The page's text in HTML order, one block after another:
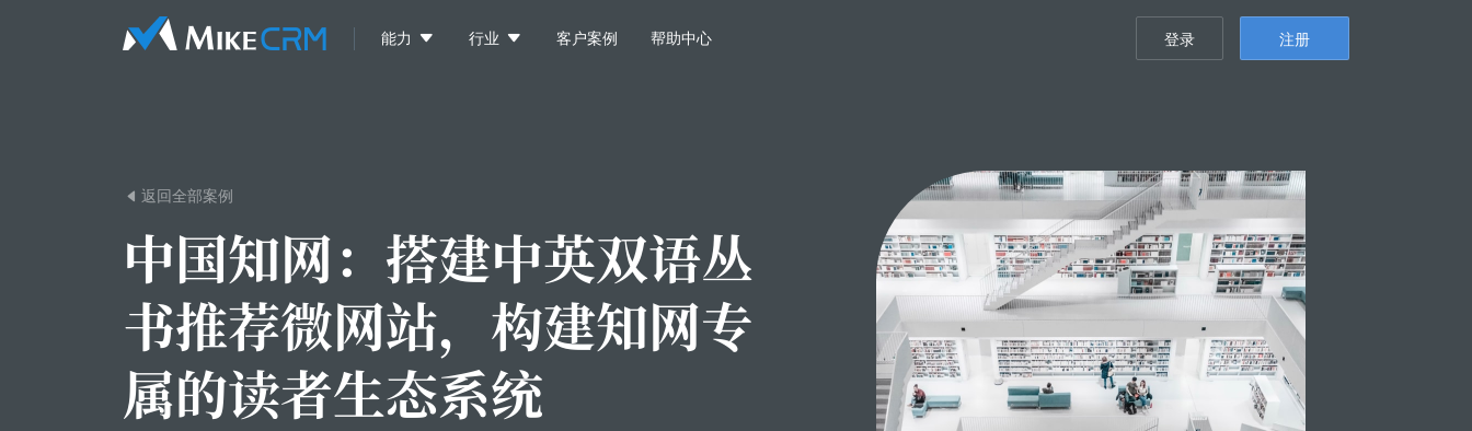
能力  行业  客户案例 帮助中心 登录 注册
 返回全部案例
中国知网： 搭建中英双语丛
书推荐微网站，构建知网专
属的读者生态系统